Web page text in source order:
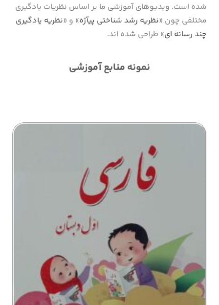
شده است. ویدیوهای آموزشی ما بر اساس نظریات یادگیری
مختلفی چون «نظریه رشد شناختی پیآژه» و «نظریه یادگیری
چند رسانه ای» طراحی شده اند.
نمونه منابع آموزشی